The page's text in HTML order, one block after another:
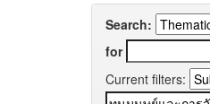
Search:
for
Current filters: